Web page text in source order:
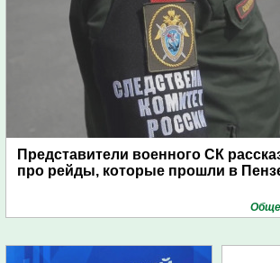
Представители военного СК
про рейды, которые прошли в